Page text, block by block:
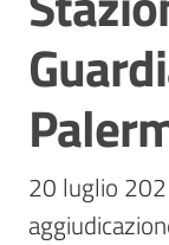
20 luglio